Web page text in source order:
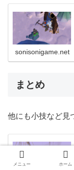
sonisonigame.net
まとめ
他にも小技など見
メニュー ホーム